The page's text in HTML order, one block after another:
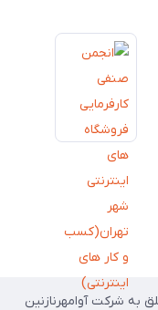
به شرکت آوامهرنازنین